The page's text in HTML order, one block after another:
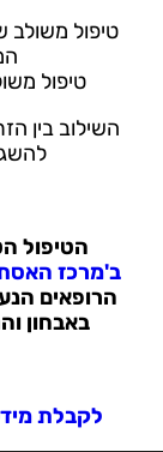
טיפול
טיפול
השילוב בין
הטיפול
ב'מרכז
הרופאים
באבחון
לקבלת